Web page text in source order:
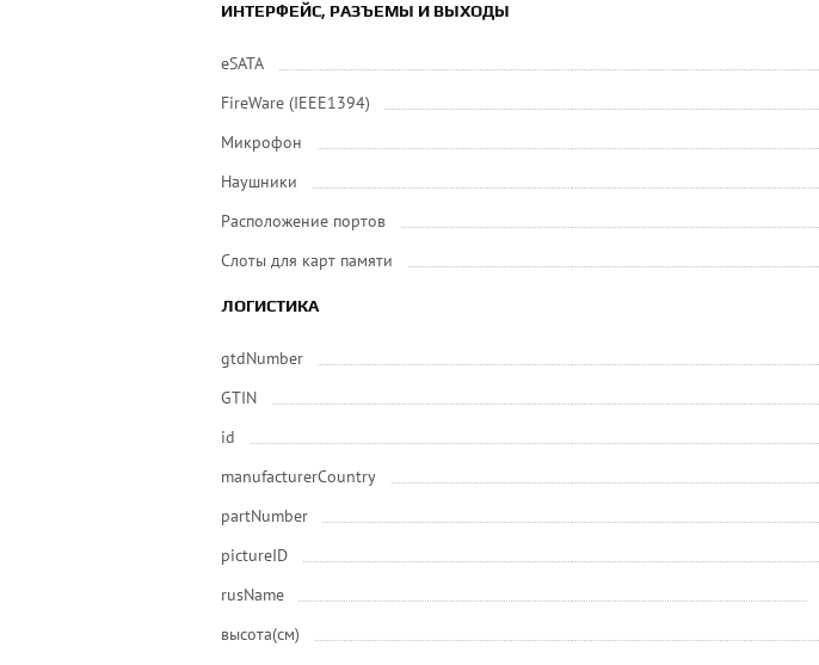
ИНТЕРФЕЙС, РАЗЪЕМЫ И ВЫХОДЫ
eSATA
FireWare (IEEE1394)
Микрофон
Наушники
Расположение портов
Слоты для карт памяти
ЛОГИСТИКА
gtdNumber
GTIN
id
manufacturerCountry
partNumber
pictureID
rusName
высота(см)